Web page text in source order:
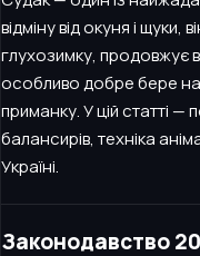
відміну від окуня і щуки,
глухозимку, продовжує
особливо добре бере на
приманку. У цій статті —
балансирів, техніка
Україні.
Законодавство